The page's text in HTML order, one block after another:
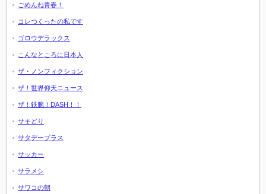
ごめんね青春！
コレつくったの私です
ゴロウデラックス
こんなところに日本人
ザ・ノンフィクション
ザ！世界仰天ニュース
ザ！鉄腕！DASH！！
サキどり
サタデープラス
サッカー
サラメシ
サワコの朝